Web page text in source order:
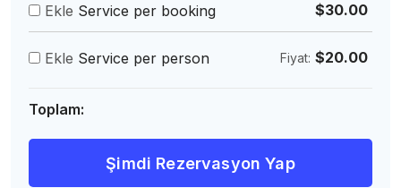
Ekle Service per booking $30.00
Ekle Service per person Fiyat: $20.00
Toplam:
Şimdi Rezervasyon Yap